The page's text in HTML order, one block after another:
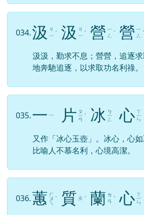
034.汲
ㄐ
ㄧ ˊ 汲
ㄐ
ㄧ ˊ 營 ㄧ
ㄥ
ˊ 營 ㄧ
ㄥ
ˊ
汲汲，勤求不息；營營，追逐
地奔馳追逐，以求取功名利祿。
035.一 ㄧ 片 ㄆ
ㄧ
ㄢ
ˋ 冰 ㄅ
ㄧ
ㄥ 心 ㄒ
ㄧ
ㄣ
又作「冰心玉壺」。冰心，心如
比喻人不慕名利，心境高潔。
036.蕙 ㄏ
ㄨ
ㄟ
ˋ 質 ㄓ ˊ 蘭 ㄌ
ㄢ ˊ 心 ㄒ
ㄧ
ㄣ